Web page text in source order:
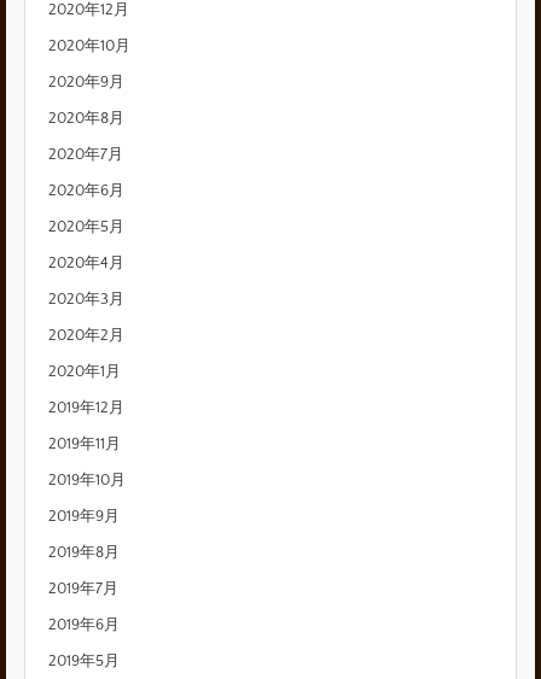
2020年12月
2020年10月
2020年9月
2020年8月
2020年7月
2020年6月
2020年5月
2020年4月
2020年3月
2020年2月
2020年1月
2019年12月
2019年11月
2019年10月
2019年9月
2019年8月
2019年7月
2019年6月
2019年5月